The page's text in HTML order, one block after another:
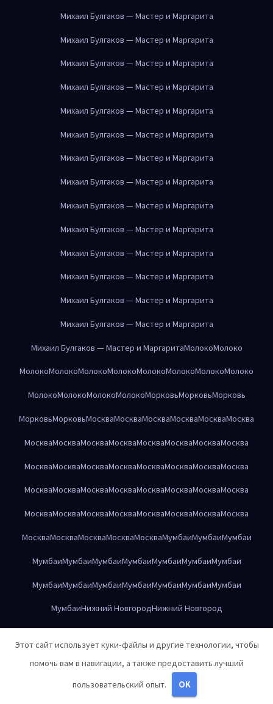
Михаил Булгаков — Мастер и Маргарита
Михаил Булгаков — Мастер и Маргарита
Михаил Булгаков — Мастер и Маргарита
Михаил Булгаков — Мастер и Маргарита
Михаил Булгаков — Мастер и Маргарита
Михаил Булгаков — Мастер и Маргарита
Михаил Булгаков — Мастер и Маргарита
Михаил Булгаков — Мастер и Маргарита
Михаил Булгаков — Мастер и Маргарита
Михаил Булгаков — Мастер и Маргарита
Михаил Булгаков — Мастер и Маргарита
Михаил Булгаков — Мастер и Маргарита
Михаил Булгаков — Мастер и Маргарита
Михаил Булгаков — Мастер и Маргарита
Михаил Булгаков — Мастер и МаргаритаМолокоМолоко
МолокоМолокоМолокоМолокоМолокоМолокоМолокоМолоко
МолокоМолокоМолокоМолокоМорковьМорковьМорковь
МорковьМорковьМоскваМоскваМоскваМоскваМоскваМосква
МоскваМоскваМоскваМоскваМоскваМоскваМоскваМосква
МоскваМоскваМоскваМоскваМоскваМоскваМоскваМосква
МоскваМоскваМоскваМоскваМоскваМоскваМоскваМосква
МоскваМоскваМоскваМоскваМоскваМоскваМоскваМосква
МоскваМоскваМоскваМоскваМоскваМумбаиМумбаиМумбаи
МумбаиМумбаиМумбаиМумбаиМумбаиМумбаиМумбаи
МумбаиМумбаиМумбаиМумбаиМумбаиМумбаиМумбаи
МумбаиНижний НовгородНижний Новгород
Нижний НовгородНижний НовгородНижний Новгород
Нижний Новгород Нижний Новгород
Этот сайт использует куки-файлы и другие технологии, чтобы
помочь вам в навигации, а также предоставить лучший
пользовательский опыт.
OK